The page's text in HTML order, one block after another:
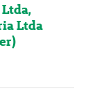
Ltda